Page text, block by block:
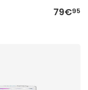
79€95